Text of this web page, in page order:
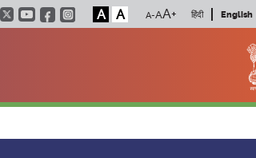
A A हिंदी English